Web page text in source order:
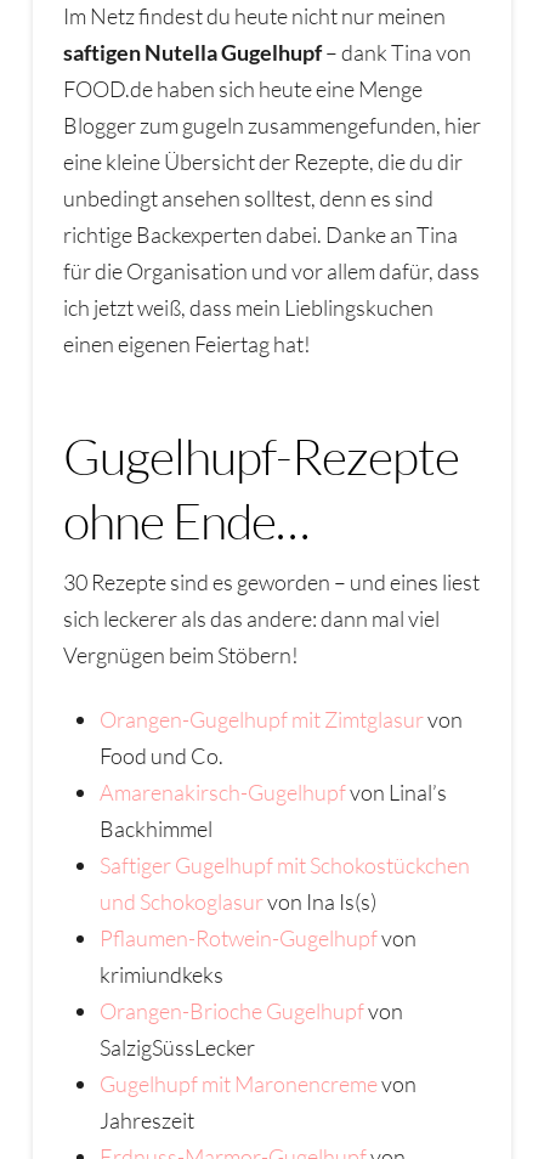
Im Netz findest du heute nicht nur meinen
saftigen Nutella Gugelhupf– dank Tina von
FOOD.de haben sich heute eine Menge
Blogger zum gugeln zusammengefunden, hier
eine kleine Übersicht der Rezepte, die du dir
unbedingt ansehen solltest, denn es sind
richtige Backexperten dabei. Danke an Tina
für die Organisation und vor allem dafür, dass
ich jetzt weiß, dass mein Lieblingskuchen
einen eigenen Feiertag hat!
Gugelhupf-Rezepte
ohne Ende…
30 Rezepte sind es geworden – und eines liest
sich leckerer als das andere: dann mal viel
Vergnügen beim Stöbern!
Orangen-Gugelhupf mit Zimtglasurvon
Food und Co.
Amarenakirsch-Gugelhupfvon Linal’s
Backhimmel
Saftiger Gugelhupf mit Schokostückchen
und Schokoglasurvon Ina Is(s)
Pflaumen-Rotwein-Gugelhupfvon
krimiundkeks
Orangen-Brioche Gugelhupfvon
SalzigSüssLecker
Gugelhupf mit Maronencremevon
Jahreszeit